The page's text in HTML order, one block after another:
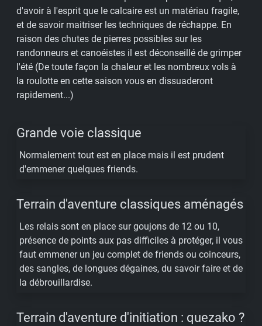
d'avoir à l'esprit que le calcaire est un matériau fragile,
et de savoir maitriser les techniques de réchappe. En
raison des chutes de pierres possibles sur les
randonneurs et canoéistes il est déconseillé de grimper
l'été (De toute façon la chaleur et les nombreux vols à
la roulotte en cette saison vous en dissuaderont
rapidement...)
Grande voie classique
Normalement tout est en place mais il est prudent
d'emmener quelques friends.
Terrain d'aventure classiques aménagés
Les relais sont en place sur goujons de 12 ou 10,
présence de points aux pas difficiles à protéger, il vous
faut emmener un jeu complet de friends ou coinceurs,
des sangles, de longues dégaines, du savoir faire et de
la débrouillardise.
Terrain d'aventure d'initiation : quezako ?